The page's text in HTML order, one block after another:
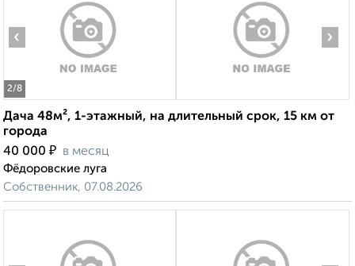
2/8
‹ ›
Дача 48м², 1-этажный, на длительный срок, 15 км от
города
40 000 ₽ в месяц
Фёдоровские луга
Собственник, 07.08.2026